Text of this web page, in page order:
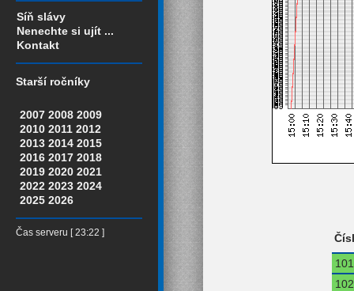
Síň slávy
Nenechte si ujít ...
Kontakt
Starší ročníky
2007 2008 2009
2010 2011 2012
2013 2014 2015
2016 2017 2018
2019 2020 2021
2022 2023 2024
2025 2026
Čas serveru [ 23:22 ]
101
102